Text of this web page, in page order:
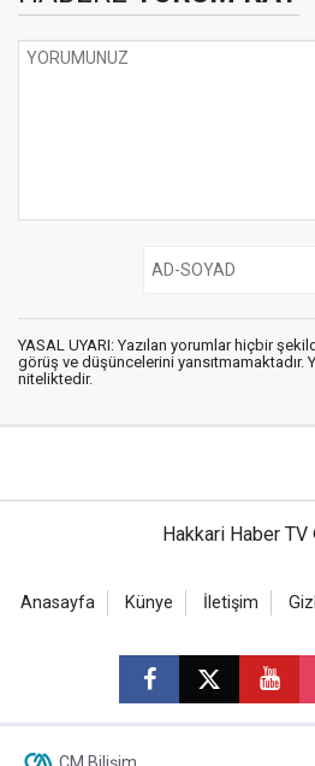
YASAL UYARI: Yazılan yorumlar hiçbir
görüş ve düşüncelerini yansıtmamaktadır.
niteliktedir.
Hakkari Haber
Anasayfa Künye İletişim